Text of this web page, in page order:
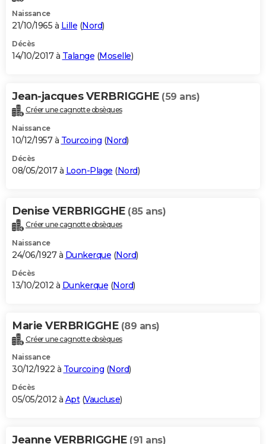
Naissance
21/10/1965 à Lille (Nord)
Décès
14/10/2017 à Talange (Moselle)
Jean-jacques VERBRIGGHE (59 ans)
Créer une cagnotte obsèques
Naissance
10/12/1957 à Tourcoing (Nord)
Décès
08/05/2017 à Loon-Plage (Nord)
Denise VERBRIGGHE (85 ans)
Créer une cagnotte obsèques
Naissance
24/06/1927 à Dunkerque (Nord)
Décès
13/10/2012 à Dunkerque (Nord)
Marie VERBRIGGHE (89 ans)
Créer une cagnotte obsèques
Naissance
30/12/1922 à Tourcoing (Nord)
Décès
05/05/2012 à Apt(Vaucluse)
Jeanne VERBRIGGHE (91 ans)